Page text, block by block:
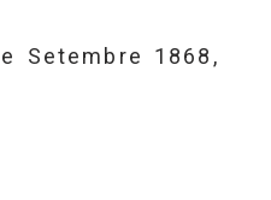
Setembre 1868,